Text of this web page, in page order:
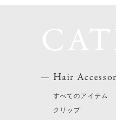
Hair
すべてのアイテム
クリップ